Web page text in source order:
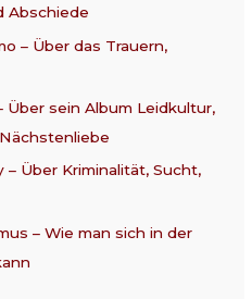
Abschiede
– Über das Trauern,
Über sein Album Leidkultur,
Über Kriminalität, Sucht,
– Wie man sich in der